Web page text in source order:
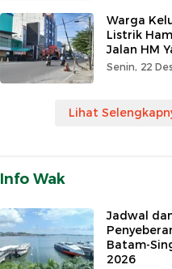
Warga
Listrik
Jalan HM
Senin, 22
Lihat
Info Wak
Jadwal
Batam-
2026